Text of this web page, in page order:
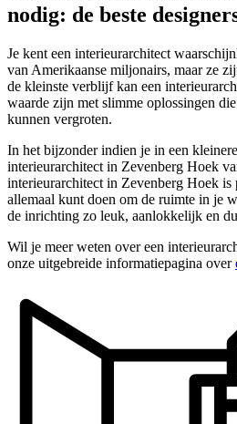
nodig: de beste
Je kent een interieurarchitect
van Amerikaanse miljonairs, maar ze
de kleinste verblijf kan een
waarde zijn met slimme oplossingen
kunnen vergroten.
In het bijzonder indien je in een
interieurarchitect in Zevenberg Hoek
interieurarchitect in Zevenberg Hoek is
allemaal kunt doen om de ruimte in je
de inrichting zo leuk, aanlokkelijk en
Wil je meer weten over een
onze uitgebreide informatiepagina over